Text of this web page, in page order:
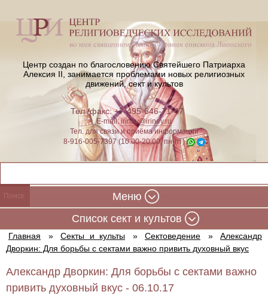
Центр создан по благословению Святейшего Патриарха
Алексия II, занимается проблемами новых религиозных
движений, сект и культов
Тел./факс: +7-495-646-71-47
E-mail:iriney@iriney.ru
Тел. для связи и приёма информации
8-916-005-7397 (10:00-20:00, пн-пт)
Меню
Cписок сект и культов
Главная » Секты и культы » Сектоведение »
Александр
Дворкин: Для борьбы с сектами важно привить духовный вкус
Александр Дворкин: Для борьбы с сектами важно
привить духовный вкус - 06.10.17